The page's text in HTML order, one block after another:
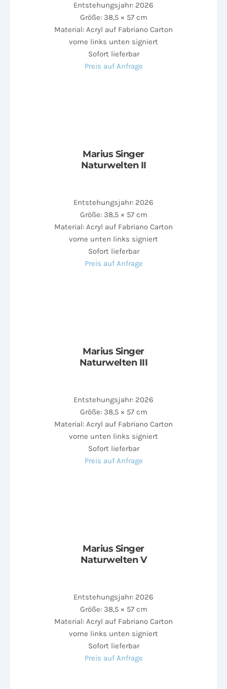
Entstehungsjahr: 2026
Größe: 38,5 × 57 cm
Material: Acryl auf Fabriano Carton
vorne links unten signiert
Sofort lieferbar
Preis auf Anfrage
Marius Singer
Naturwelten II
Entstehungsjahr: 2026
Größe: 38,5 × 57 cm
Material: Acryl auf Fabriano Carton
vorne unten links signiert
Sofort lieferbar
Preis auf Anfrage
Marius Singer
Naturwelten III
Entstehungsjahr: 2026
Größe: 38,5 × 57 cm
Material: Acryl auf Fabriano Carton
vorne unten links signiert
Sofort lieferbar
Preis auf Anfrage
Marius Singer
Naturwelten V
Entstehungsjahr: 2026
Größe: 38,5 × 57 cm
Material: Acryl auf Fabriano Carton
vorne links unten signiert
Sofort lieferbar
Preis auf Anfrage